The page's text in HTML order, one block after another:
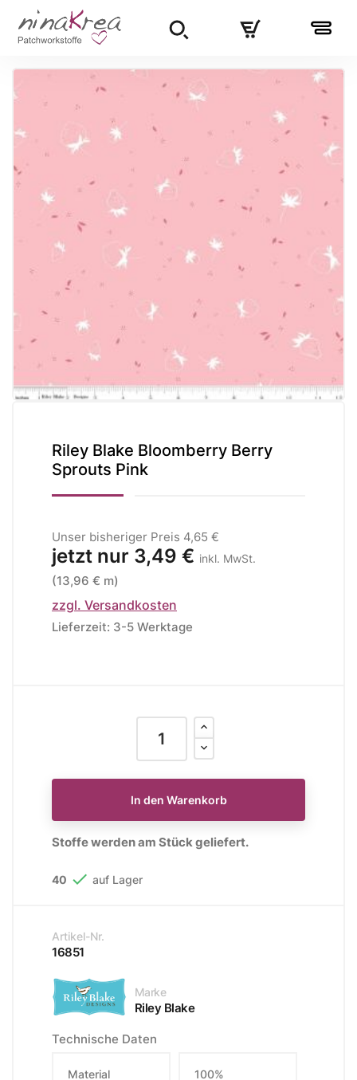
Riley Blake Bloomberry Berry
Sprouts Pink
Unser bisheriger Preis 4,65 €
jetzt nur 3,49 € inkl. MwSt.
(13,96 € m)
zzgl. Versandkosten
Lieferzeit: 3-5 Werktage
In den Warenkorb
Stoffe werden am Stück geliefert.
40  auf Lager
Artikel-Nr.
16851
Marke
Riley Blake
Technische Daten
Material
100%